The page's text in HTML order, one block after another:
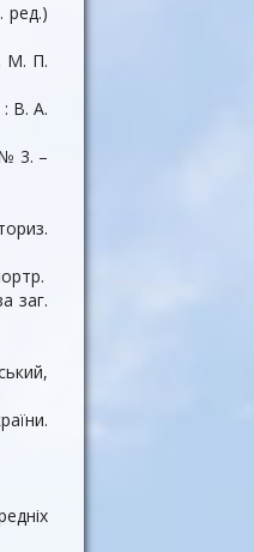
ред.)
М. П.
: В. А.
3. –
заг.